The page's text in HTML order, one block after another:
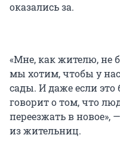
оказались за.
«Мне, как жителю, не
мы хотим, чтобы у
сады. И даже если это
говорит о том, что
переезжать в новое»,
из жительниц.